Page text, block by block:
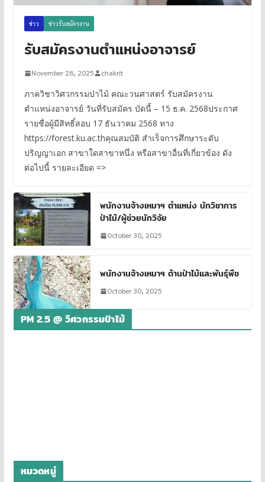
ข่าว ข่าวรับสมัครงาน
รับสมัครงานตำแหน่งอาจารย์
November 28, 2025 chakrit
ภาควิชาวิศวกรรมป่าไม้ คณะวนศาสตร์ รับสมัครงาน
ตำแหน่งอาจารย์ วันที่รับสมัคร บัดนี้ – 15 ธ.ค. 2568ประกาศ
รายชื่อผู้มีสิทธิ์สอบ 17 ธันวาคม 2568 ทาง
https://forest.ku.ac.thคุณสมบัติ สำเร็จการศึกษาระดับ
ปริญญาเอก สาขาใดสาขาหนึ่ง หรือสาขาอื่นที่เกี่ยวข้อง ดัง
ต่อไปนี้ รายละเอียด =>
พนักงานจ้างเหมาฯ ตำแหน่ง นักวิชาการ
ป่าไม้/ผู้ช่วยนักวิจัย
October 30, 2025
พนักงานจ้างเหมาฯ ด้านป่าไม้และพันธุ์พืช
October 30, 2025
PM 2.5 @ วิศวกรรมป่าไม้
หมวดหมู่